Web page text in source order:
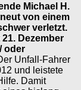
Michael H.
von einem
verletzt.
Dezember
oder
Unfall-Fahrer
und leistete
Damit